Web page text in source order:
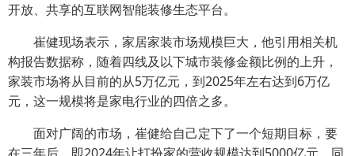
开放、共享的互联网智能装修生态平台。
崔健现场表示，家居家装市场规模巨大，他引用相关机
构报告数据称，随着四线及以下城市装修金额比例的上升，
家装市场将从目前的从5万亿元，到2025年左右达到6万亿
元，这一规模将是家电行业的四倍之多。
面对广阔的市场，崔健给自己定下了一个短期目标，要